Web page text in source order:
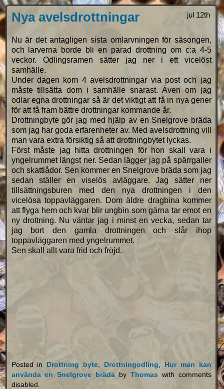
jul 12th
Nya avelsdrottningar
Nu är det antagligen sista omlarvningen för säsongen,
och larverna borde bli en parad drottning om c:a 4-5
veckor. Odlingsramen sätter jag ner i ett vicelöst
samhälle.
Under dagen kom 4 avelsdrottningar via post och jag
måste tillsätta dom i samhälle snarast. Även om jag
odlar egna drottningar så är det viktigt att få in nya gener
för att få fram bättre drottningar kommande år.
Drottningbyte gör jag med hjälp av en Snelgrove bräda
som jag har goda erfarenheter av. Med avelsdrottning vill
man vara extra försiktig så att drottningbytet lyckas.
Först måste jag hitta drottningen för hon skall vara i
yngelrummet längst ner. Sedan lägger jag på spärrgaller
och skattlådor. Sen kommer en Snelgrove bräda som jag
sedan ställer en viselös avläggare. Jag sätter ner
tillsättningsburen med den nya drottningen i den
vicelösa toppavläggaren. Dom äldre dragbina kommer
att flyga hem och kvar blir ungbin som gärna tar emot en
ny drottning. Nu väntar jag i minst en vecka, sedan tar
jag bort den gamla drottningen och slår ihop
toppavläggaren med yngelrummet.
Sen skall allt vara frid och fröjd.
Posted in Drottning byte Drottningodling
Hur man kan
använda en Snelgrove bräda byThomas with comments
disabled